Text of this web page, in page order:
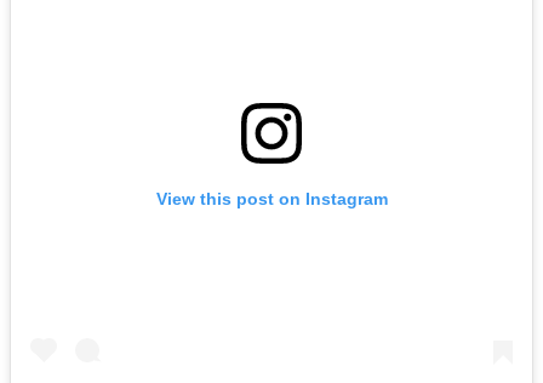
View this post on Instagram